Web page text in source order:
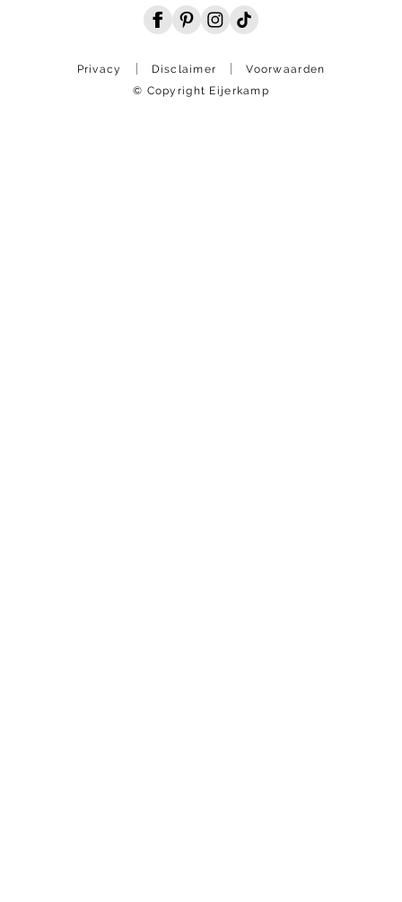
Privacy Disclaimer
Voorwaarden
© Copyright Eijerkamp